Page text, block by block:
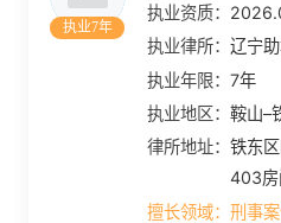
执业7年
执业资质：
执业律所：辽宁
执业年限：7年
执业地区：鞍山–
律所地址：铁东
403房
擅长领域：刑事